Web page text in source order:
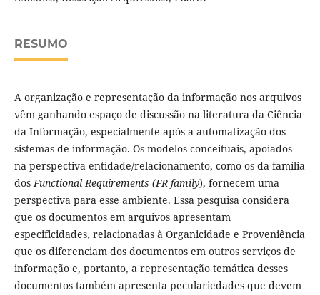
RESUMO
A organização e representação da informação nos arquivos
vêm ganhando espaço de discussão na literatura da Ciência
da Informação, especialmente após a automatização dos
sistemas de informação. Os modelos conceituais, apoiados
na perspectiva entidade/relacionamento, como os da família
dosFunctional Requirements (FR family), fornecem uma
perspectiva para esse ambiente. Essa pesquisa considera
que os documentos em arquivos apresentam
especificidades, relacionadas à Organicidade e Proveniência
que os diferenciam dos documentos em outros serviços de
informação e, portanto, a representação temática desses
documentos também apresenta peculariedades que devem